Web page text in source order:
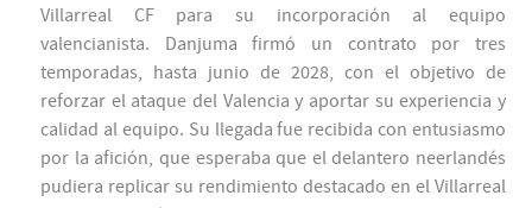
Villarreal CF para su incorporación al equipo
valencianista. Danjuma firmó un contrato por tres
temporadas, hasta junio de 2028, con el objetivo de
reforzar el ataque del Valencia y aportar su experiencia y
calidad al equipo. Su llegada fue recibida con entusiasmo
por la afición, que esperaba que el delantero neerlandés
pudiera replicar su rendimiento destacado en el Villarreal